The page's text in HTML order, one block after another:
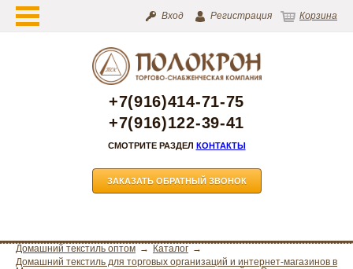
Вход Регистрация Корзина
+7(916)414-71-75
+7(916)122-39-41
СМОТРИТЕ РАЗДЕЛ КОНТАКТЫ
ЗАКАЗАТЬ ОБРАТНЫЙ ЗВОНОК
Домашний текстиль оптом
Каталог
Домашний текстиль для торговых организаций и интернет-магазинов в